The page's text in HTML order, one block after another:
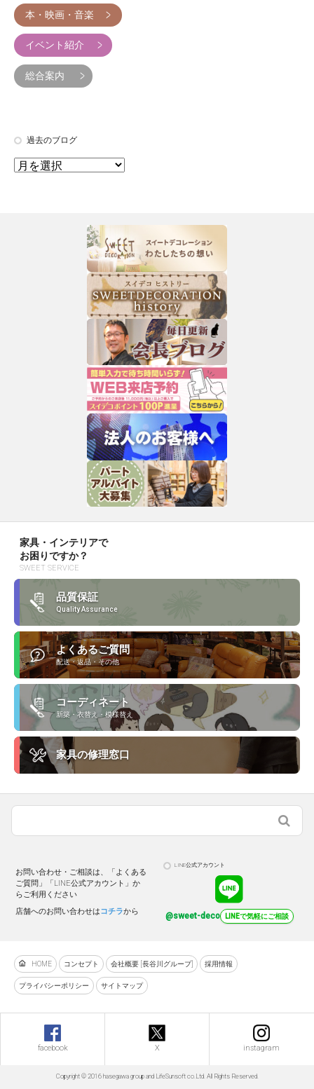
本・映画・音楽
イベント紹介
総合案内
過去のブログ
家具・インテリアで
お困りですか？
SWEET SERVICE
品質保証
Quality Assurance
よくあるご質問
配送・返品・その他
コーディネート
新築・衣替え・模様替え
家具の修理窓口
お問い合わせ・ご相談は、「よくある
ご質問」「LINE公式アカウント」か
らご利用ください
店舗へのお問い合わせはコチラから
LINE公式アカウント
@sweet-deco LINEで気軽にご相談
HOME コンセプト 会社概要 [長谷川グループ] 採用情報
プライバシーポリシー サイトマップ
facebook X instagram
Copyright © 2016 hasegawa group and LifeSunsoft co.Ltd. All Rights Reserved.